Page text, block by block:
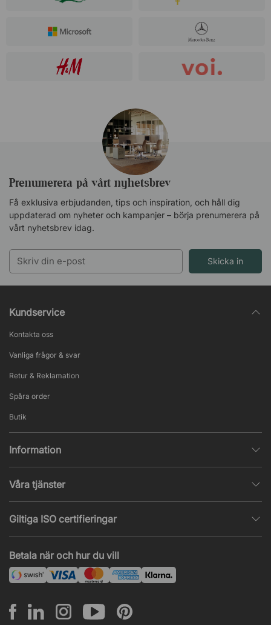
Prenumerera på vårt nyhetsbrev
Få exklusiva erbjudanden, tips och inspiration, och håll dig
uppdaterad om nyheter och kampanjer – börja prenumerera på
vårt nyhetsbrev idag.
Skicka in
Kundservice
Kontakta oss
Vanliga frågor & svar
Retur & Reklamation
Spåra order
Butik
Information
Försäljningsvillkor
Populära sidor
Nyheter & artiklar
Våra tjänster
Tysta rum & telefonbås
Projekt & offert
Montering
Betala när och hur du vill
Giltiga ISO certifieringar
ISO 14001– Miljöledning
ISO 45001– Arbetsmiljöledning